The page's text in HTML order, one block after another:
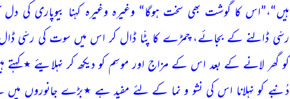
ہیں“،”اس کا گوشت بھی سخت ہوگا“ وغیرہ وغیرہ کہنا بیوپاری کی
رسّی ڈالنے کے بجائے، چمڑے کا پٹّا ڈال کر اس میں سوت کی رسّی
کو گھر لانے کے بعد اس کے مزاج اور موسِم کو دیکھ کر نہلایئے ٭کہتے
دُنبے کو نہلانا اس کی نشو و نما کے لئے مفید ہے ٭بڑے جانوروں میں